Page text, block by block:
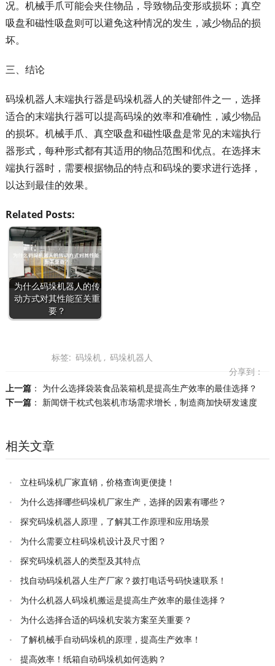
况。机械手爪可能会夹住物品，导致物品变形或损坏；真空
吸盘和磁性吸盘则可以避免这种情况的发生，减少物品的损
坏。
三、结论
码垛机器人末端执行器是码垛机器人的关键部件之一，选择
适合的末端执行器可以提高码垛的效率和准确性，减少物品
的损坏。机械手爪、真空吸盘和磁性吸盘是常见的末端执行
器形式，每种形式都有其适用的物品范围和优点。在选择末
端执行器时，需要根据物品的特点和码垛的要求进行选择，
以达到最佳的效果。
Related Posts:
为什么码垛机器人的传
动方式对其性能至关重
要？
标签: 码垛机 , 码垛机器人
分享到：
上一篇： 为什么选择袋装食品装箱机是提高生产效率的最佳选择？
下一篇： 新闻饼干枕式包装机市场需求增长，制造商加快研发速度
相关文章
立柱码垛机厂家直销，价格查询更便捷！
为什么选择哪些码垛机厂家生产，选择的因素有哪些？
探究码垛机器人原理，了解其工作原理和应用场景
为什么需要立柱码垛机设计及尺寸图？
探究码垛机器人的类型及其特点
找自动码垛机器人生产厂家？拨打电话号码快速联系！
为什么机器人码垛机搬运是提高生产效率的最佳选择？
为什么选择合适的码垛机安装方案至关重要？
了解机械手自动码垛机的原理，提高生产效率！
提高效率！纸箱自动码垛机如何选购？